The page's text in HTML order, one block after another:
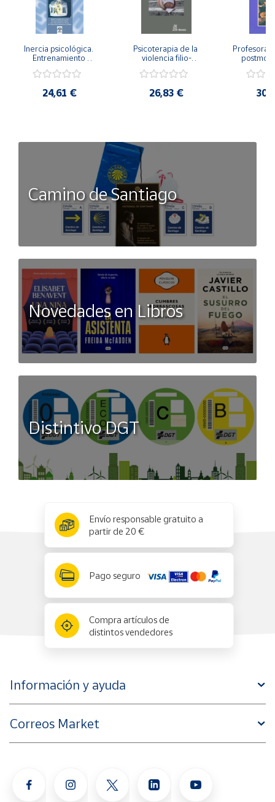
Inercia psicológica.
Entrenamiento
Igualdad de Género.
24,61 €
Psicoterapia de la
violencia filio-
secreto y la
26,83 €
Camino de Santiago
Novedades en Libros
Distintivo DGT
Envío responsable gratuito a
partir de 20 €
Pago seguro
Compra artículos de
distintos vendedores
Información y ayuda
Correos Market